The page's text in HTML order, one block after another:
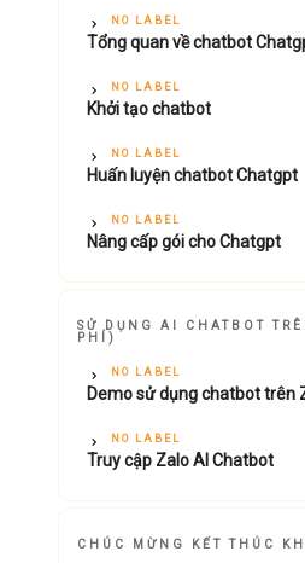
NO LABEL
Tổng quan về chatbot
NO LABEL
Khởi tạo chatbot
NO LABEL
Huấn luyện chatbot Chatgpt
NO LABEL
Nâng cấp gói cho Chatgpt
SỬ DỤNG AI CHATBOT
PHÍ)
NO LABEL
Demo sử dụng chatbot trên
NO LABEL
Truy cập Zalo AI Chatbot
CHÚC MỪNG KẾT THÚC